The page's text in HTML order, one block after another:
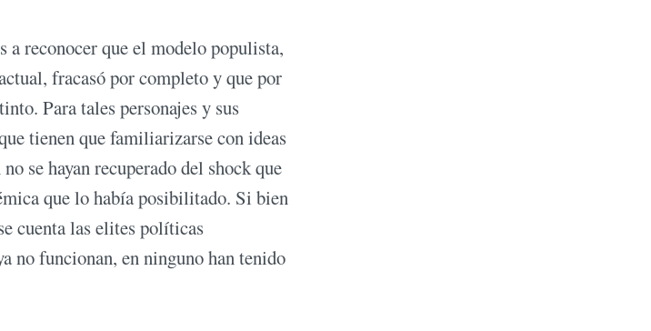
a reconocer que el modelo populista,
fracasó por completo y que por
Para tales personajes y sus
tienen que familiarizarse con ideas
se hayan recuperado del shock que
que lo había posibilitado. Si bien
cuenta las elites políticas
no funcionan, en ninguno han tenido